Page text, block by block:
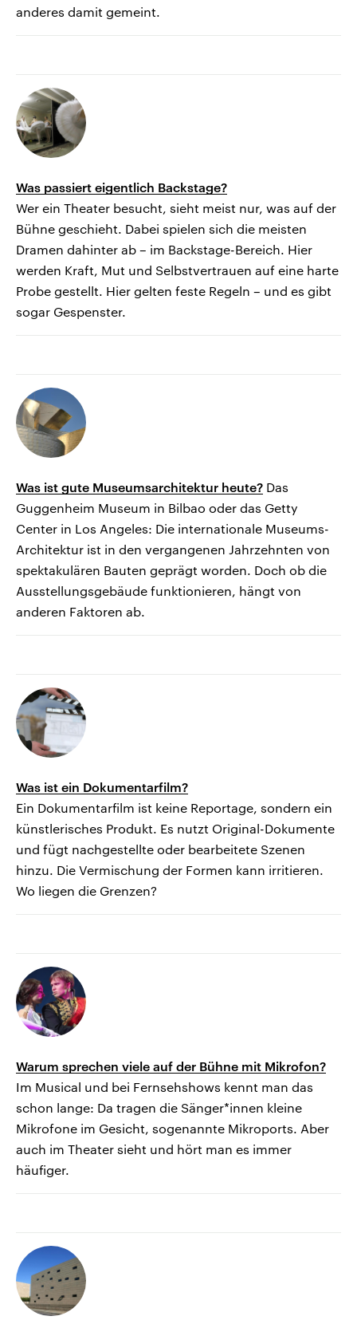
anderes damit gemeint.
Was passiert eigentlich Backstage?
Wer ein Theater besucht, sieht meist nur, was auf der
Bühne geschieht. Dabei spielen sich die meisten
Dramen dahinter ab – im Backstage-Bereich. Hier
werden Kraft, Mut und Selbstvertrauen auf eine harte
Probe gestellt. Hier gelten feste Regeln – und es gibt
sogar Gespenster.
Was ist gute Museumsarchitektur heute? Das
Guggenheim Museum in Bilbao oder das Getty
Center in Los Angeles: Die internationale Museums-
Architektur ist in den vergangenen Jahrzehnten von
spektakulären Bauten geprägt worden. Doch ob die
Ausstellungsgebäude funktionieren, hängt von
anderen Faktoren ab.
Was ist ein Dokumentarfilm?
Ein Dokumentarfilm ist keine Reportage, sondern ein
künstlerisches Produkt. Es nutzt Original-Dokumente
und fügt nachgestellte oder bearbeitete Szenen
hinzu. Die Vermischung der Formen kann irritieren.
Wo liegen die Grenzen?
Warum sprechen viele auf der Bühne mit Mikrofon?
Im Musical und bei Fernsehshows kennt man das
schon lange: Da tragen die Sänger*innen kleine
Mikrofone im Gesicht, sogenannte Mikroports. Aber
auch im Theater sieht und hört man es immer
häufiger.